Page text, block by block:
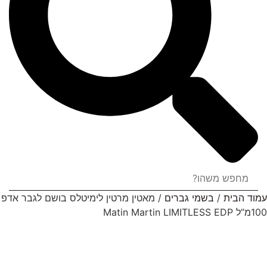
עמוד הבית / בשמי גברים / מאטין מרטין לימיטלס בושם לגבר אדפ
100מ”ל Matin Martin LIMITLESS EDP